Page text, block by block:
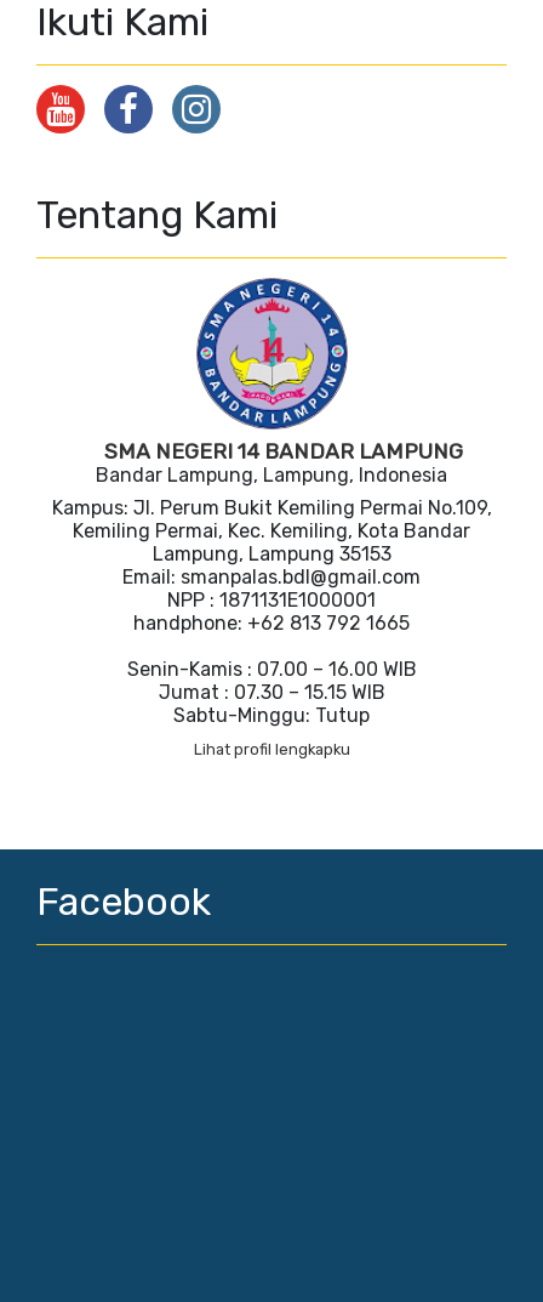
Ikuti Kami
Tentang Kami
SMA NEGERI 14 BANDAR LAMPUNG
Bandar Lampung, Lampung, Indonesia
Kampus: Jl. Perum Bukit Kemiling Permai No.109,
Kemiling Permai, Kec. Kemiling, Kota Bandar
Lampung, Lampung 35153
Email: smanpalas.bdl@gmail.com
NPP : 1871131E1000001
handphone: +62 813 792 1665
Senin-Kamis : 07.00 – 16.00 WIB
Jumat : 07.30 – 15.15 WIB
Sabtu-Minggu: Tutup
Lihat profil lengkapku
Facebook